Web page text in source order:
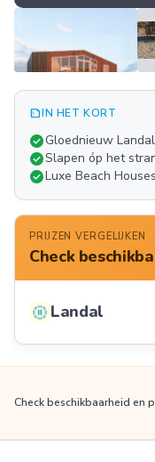
summarizeIN HET KORT
check_circleGloednieuw
check_circleSlapen óp het
check_circleLuxe Beach
PRIJZEN VERGELIJKEN
Check
Landal
Check beschikbaarheid en